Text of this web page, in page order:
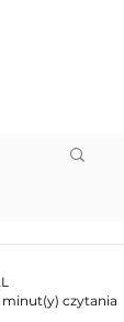
minut(y) czytania